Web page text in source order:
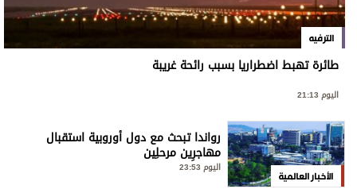
الترفيه
طائرة تهبط اضطراريا بسبب رائحة غريبة
اليوم 21:13
الأخبار العالمية
رواندا تبحث مع دول أوروبية استقبال
مهاجرِين مرحلِين
اليوم 23:53